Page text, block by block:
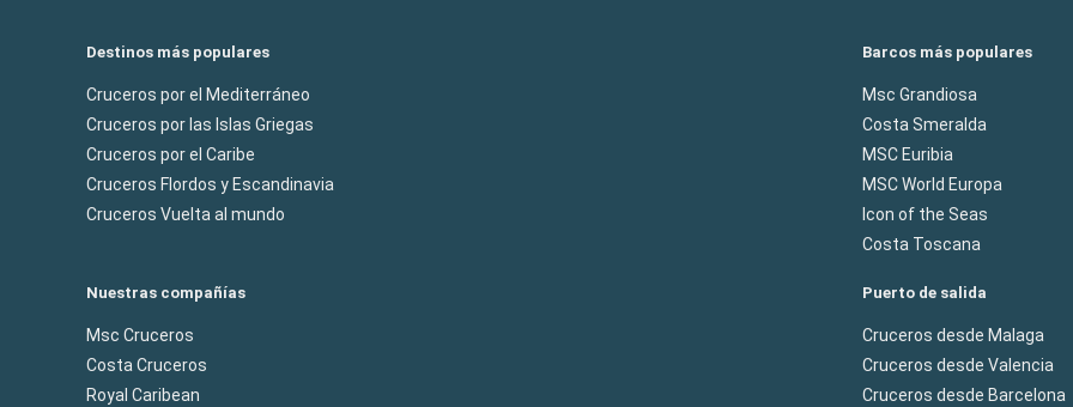
Destinos más populares
Cruceros por el Mediterráneo
Cruceros por las Islas Griegas
Cruceros por el Caribe
Cruceros Flordos y Escandinavia
Cruceros Vuelta al mundo
Barcos más populares
Msc Grandiosa
Costa Smeralda
MSC Euribia
MSC World Europa
Icon of the Seas
Costa Toscana
Nuestras compañías
Msc Cruceros
Costa Cruceros
Royal Caribean
Puerto de salida
Cruceros desde Malaga
Cruceros desde Valencia
Cruceros desde Barcelona